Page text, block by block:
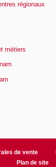
régionaux
métiers
de vente
Plan de site